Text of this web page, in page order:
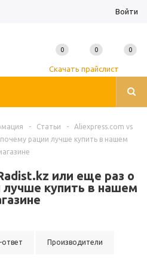
Войти
Скачать прайслист
0 0 0
- Статьи -
Aliexpress.com vs
рации лучше купить в нашем
или еще раз о
купить в нашем
Производители